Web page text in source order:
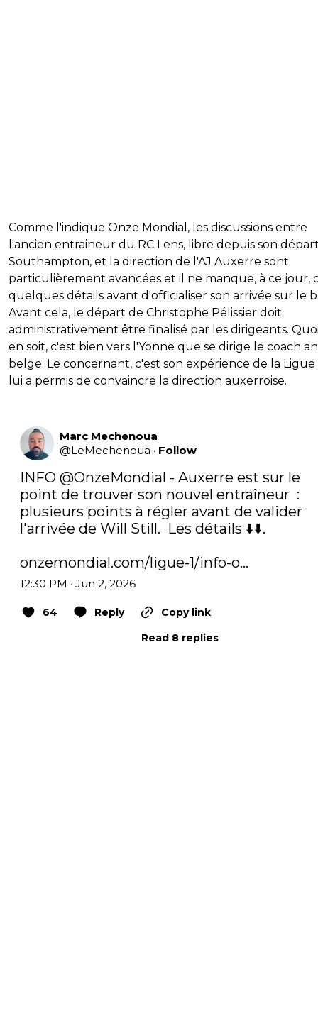
Comme l'indique Onze Mondial, les discussions entre
l'ancien entraineur du RC Lens, libre depuis son
Southampton, et la direction de l'AJ Auxerre sont
particulièrement avancées et il ne manque, à ce jour,
quelques détails avant d'officialiser son arrivée sur le
Avant cela, le départ de Christophe Pélissier doit
administrativement être finalisé par les dirigeants.
en soit, c'est bien vers l'Yonne que se dirige le coach
belge. Le concernant, c'est son expérience de la Ligue
lui a permis de convaincre la direction auxerroise.
Marc Mechenoua
@LeMechenoua · Follow
INFO @OnzeMondial - Auxerre est sur le
point de trouver son nouvel entraîneur  :
plusieurs points à régler avant de valider
l'arrivée de Will Still.  Les détails ⬇️⬇️.
onzemondial.com/ligue-1/info-o…
12:30 PM · Jun 2, 2026
64 Reply
Copy link
Read 8 replies